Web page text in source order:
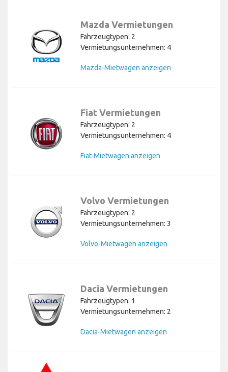
Mazda Vermietungen
Fahrzeugtypen: 2
Vermietungsunternehmen: 4
Mazda-Mietwagen anzeigen
Fiat Vermietungen
Fahrzeugtypen: 2
Vermietungsunternehmen: 4
Fiat-Mietwagen anzeigen
Volvo Vermietungen
Fahrzeugtypen: 2
Vermietungsunternehmen: 3
Volvo-Mietwagen anzeigen
Dacia Vermietungen
Fahrzeugtypen: 1
Vermietungsunternehmen: 2
Dacia-Mietwagen anzeigen